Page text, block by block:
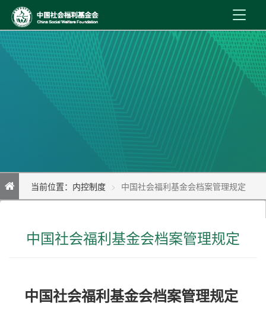
首 页
新闻资讯
机构介绍
当前位置： 内控制度 中国社会福利基金会档案管理规定
中国社会福利基金会档案管理规定
中国社会福利基金会档案管理规定